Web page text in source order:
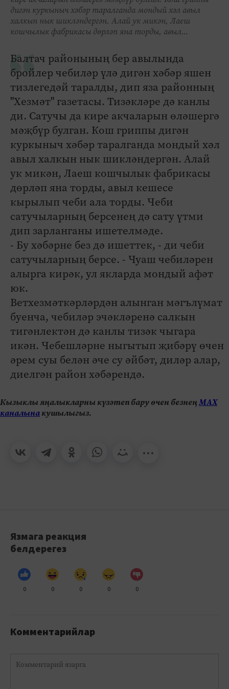
дигән куркыныч хәбәр таралганда мондый хәл авыл
халкын нык шикләндергән. Алай ук микән, Лаеш
кошчылык фабрикасы дөрләп яна торды, авыл...
Балтач районының бер авылында
бройлер чебиләр үлә дигән хәбәр яшен
тизлегедәй таралды, дип яза районның
"Хезмәт" газетасы. Тизәкләре дә канлы
ди. Сатучы да кире акчаларын өләшергә
мәҗбүр булган. Кош гриппы дигән
куркыныч хәбәр таралганда мондый хәл
авыл халкын нык шикләндергән. Алай
ук микән, Лаеш кошчылык фабрикасы
дөрләп яна торды, авыл кешесе
кырылып чеби ала торды. Чеби
сатучыларның берсенең дә сату үтми
дип зарланганы ишетелмәде.
- Бу хәбәрне без дә ишеттек, - ди чеби
сатучыларның берсе. - Чуаш чебиләрен
алырга кирәк, ул якларда мондый афәт
юк.
Ветхезмәткәрләрдән алынган мәгълүмат
буенча, чебиләр эчәкләренә салкын
тигәнлектән дә канлы тизәк чыгара
икән. Чебешләрне ныгытып җибәрү өчен
әрем суы белән әче су әйбәт, диләр алар,
диелгән район хәбәрендә.
Кызыклы яңалыкларны күзәтеп бару өчен безнеңМАХ
каналынакушылыгыз.
Язмага реакция
белдерегез
0 0 0 0 0
Комментарийлар